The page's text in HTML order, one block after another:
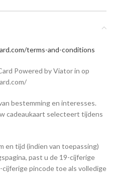
terms-and-conditions
Powered by Viator in op
bestemming en interesses.
cadeaukaart selecteert tijdens
en tijd (indien van toepassing)
past u de 19-cijferige
pincode toe als volledige